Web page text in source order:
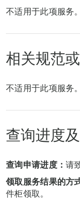
不适用于此项服务。
相关规范
不适用于此项服务。
查询进度
查询申请进度：请
领取服务结果的方
件柜领取。